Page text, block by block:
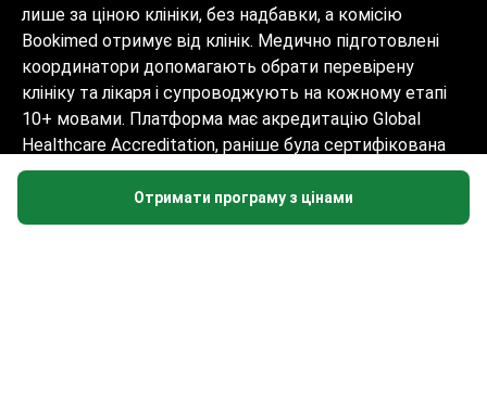
Отримати програму з цінами
лише за ціною клініки, без надбавки, а комісію
Bookimed отримує від клінік. Медично підготовлені
координатори допомагають обрати перевірену
клініку та лікаря і супроводжують на кожному етапі
10+ мовами. Платформа має акредитацію Global
Healthcare Accreditation, раніше була сертифікована
Temos (2024–2025). Рейтинг 4.6 на Trustpilot та 4.4 на
Google Reviews.
Інформація на сайті не може бути